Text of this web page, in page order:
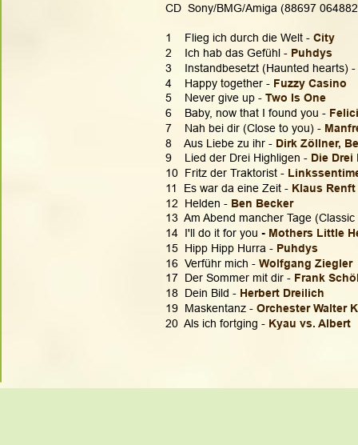
CD  Sony/BMG/Amiga (88697
1    Flieg ich durch die Welt - City
2    Ich hab das Gefühl - Puhdys
3    Instandbesetzt (Haunted hearts) -
4    Happy together - Fuzzy Casino
5    Never give up - Two Is One
6    Baby, now that I found you -
7    Nah bei dir (Close to you) -
8    Aus Liebe zu ihr - Dirk Zöllner,
9    Lied der Drei Highligen - Die
10  Fritz der Traktorist -
11  Es war da eine Zeit - Klaus
12  Helden - Ben Becker
13  Am Abend mancher Tage
14  I'll do it for you - Mothers Little
15  Hipp Hipp Hurra - Puhdys
16  Verführ mich - Wolfgang Ziegler
17  Der Sommer mit dir - Frank
18  Dein Bild - Herbert Dreilich
19  Maskentanz - Orchester Walter
20  Als ich fortging - Kyau vs. Albert